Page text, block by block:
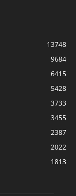
13748
9684
6415
5428
3733
3455
2387
2022
1813